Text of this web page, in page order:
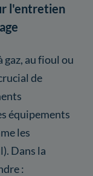
l'entretien
gaz, au fioul ou
de
équipements
les
Dans la
: